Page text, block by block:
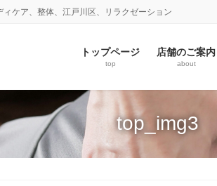
ケア、整体、江戸川区、リラクゼーション
トップページ
top
店舗のご案内
about
top_img3